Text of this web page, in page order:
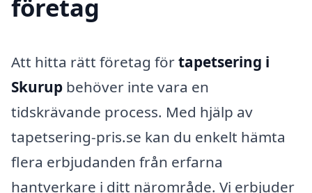
företag
Att hitta rätt företag förtapetsering i
Skurup behöver inte vara en
tidskrävande process. Med hjälp av
tapetsering-pris.se kan du enkelt hämta
flera erbjudanden från erfarna
hantverkare i ditt närområde. Vi erbjuder